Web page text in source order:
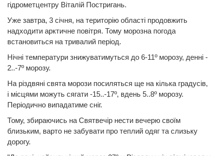
гідрометцентру Віталій Постригань.
Уже завтра, 3 січня, на територію області продовжить
надходити арктичне повітря. Тому морозна погода
встановиться на тривалий період.
Нічні температури знижуватимуться до 6-11º морозу, денні -
2..-7º морозу.
На різдвяні свята морози посиляться ще на кілька градусів,
і місцями можуть сягати -15..-17º, вдень 5..8º морозу.
Періодично випадатиме сніг.
Тому, збираючись на Святвечір нести вечерю своїм
близьким, варто не забувати про теплий одяг та слизьку
дорогу.